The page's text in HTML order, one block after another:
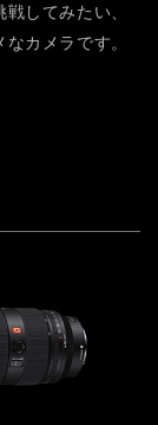
してみたい、
カメラです。